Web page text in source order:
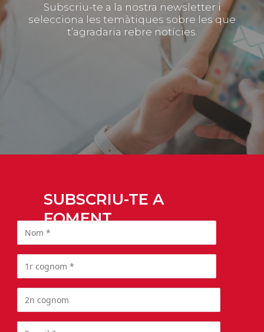
Subscriu-te a la nostra newsletter i
selecciona les temàtiques sobre les que
t’agradaria rebre notícies.
SUBSCRIU-TE A
FOMENT